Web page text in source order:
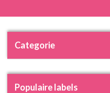
Categorie
Populaire labels